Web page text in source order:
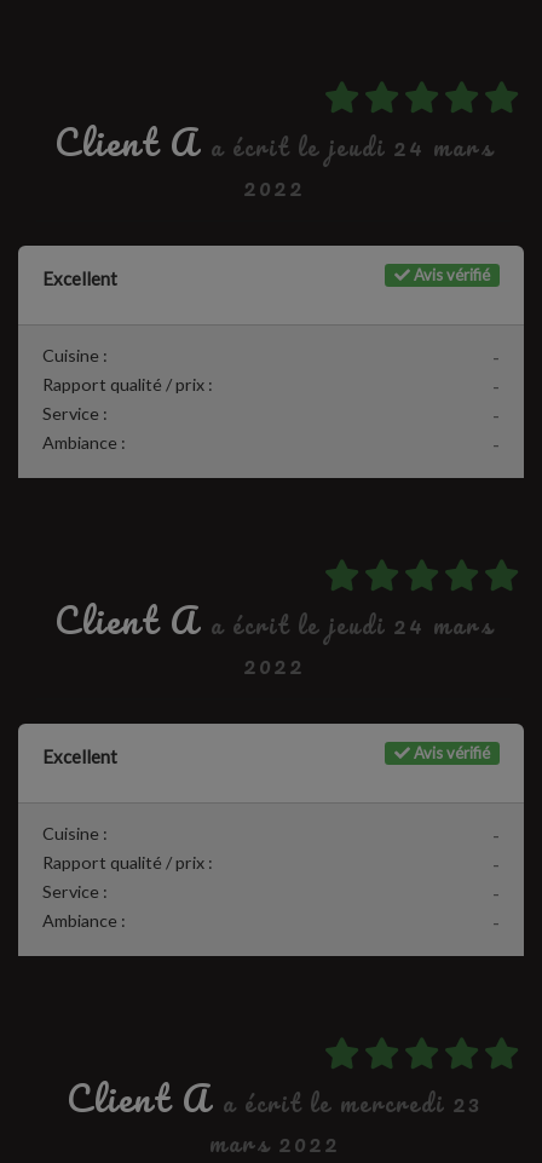
Client A a écrit le jeudi 24 mars
2022
Avis vérifié
Excellent
-
Cuisine :
-
Rapport qualité / prix :
-
Service :
-
Ambiance :
Client A a écrit le jeudi 24 mars
2022
Avis vérifié
Excellent
-
Cuisine :
-
Rapport qualité / prix :
-
Service :
-
Ambiance :
Client A a écrit le mercredi 23
mars 2022